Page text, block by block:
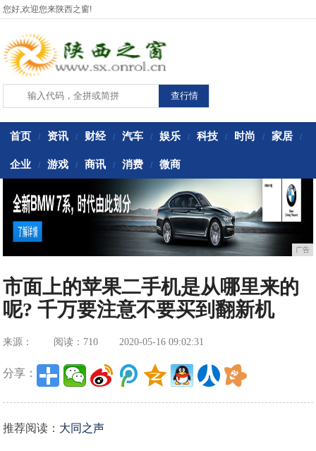
您好,欢迎您来陕西之窗!
首页 / 资讯 / 财经 / 汽车 / 娱乐 / 科技 / 时尚 / 家居 /
企业 / 游戏 / 商讯 / 消费 / 微商
广告
市面上的苹果二手机是从哪里来的
呢? 千万要注意不要买到翻新机
来源： 阅读：710 2020-05-16 09:02:31
分享：
推荐阅读： 大同之声